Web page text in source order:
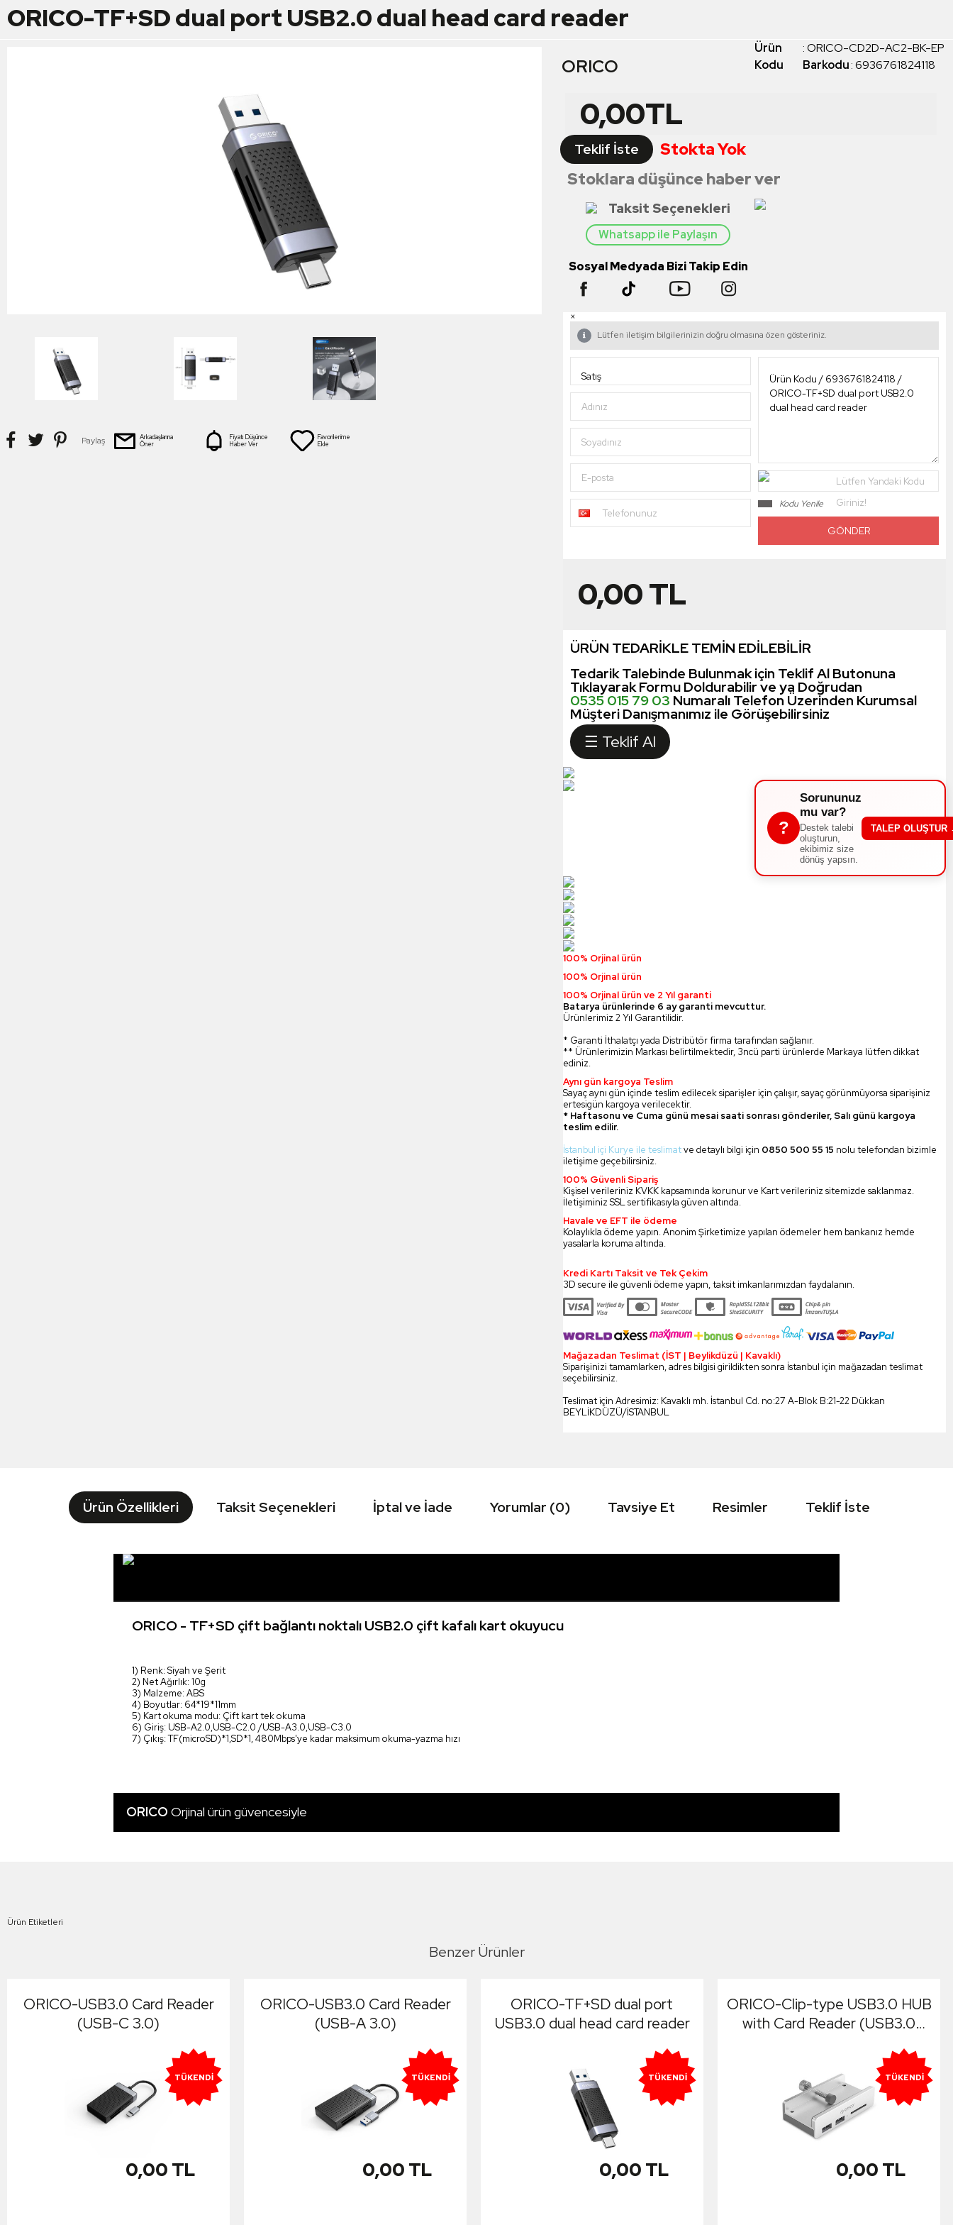
ORICO-TF+SD dual port USB2.0 dual head card reader
Paylaş
Arkadaşlarına
Öner
Fiyatı Düşünce
Haber Ver
Favorilerime
Ekle
ORICO
Ürün
Kodu
:ORICO-CD2D-AC2-BK-EP
Barkodu:6936761824118
0,00TL
Teklif İste
Stokta Yok
Stoklara düşünce haber ver
Taksit Seçenekleri
Whatsapp ile Paylaşın
Sosyal Medyada Bizi Takip Edin
×
Lütfen iletişim bilgilerinizin doğru olmasına özen gösteriniz.
Adınız
Soyadınız
E-posta
Telefonunuz
Lütfen Yandaki Kodu
Giriniz!
Kodu Yenile
0,00TL
ÜRÜN TEDARİKLE TEMİN EDİLEBİLİR
Tedarik Talebinde Bulunmak için Teklif Al Butonuna
Tıklayarak Formu Doldurabilir ve ya Doğrudan
0535 015 79 03 Numaralı Telefon Üzerinden Kurumsal
Müşteri Danışmanımız ile Görüşebilirsiniz
☰ Teklif Al
?
Sorununuz
mu var?
Destek talebi
oluşturun,
ekibimiz size
dönüş yapsın.
TALEP OLUŞTUR
100% Orjinal ürün
100% Orjinal ürün
100% Orjinal ürün ve 2 Yıl garanti
Batarya ürünlerinde 6 ay garanti mevcuttur.
Ürünlerimiz 2 Yıl Garantilidir.
* Garanti İthalatçı yada Distribütör firma tarafından sağlanır.
** Ürünlerimizin Markası belirtilmektedir, 3ncü parti ürünlerde Markaya lütfen dikkat
ediniz.
Aynı gün kargoya Teslim
Sayaç aynı gün içinde teslim edilecek siparişler için çalışır, sayaç görünmüyorsa siparişiniz
ertesigün kargoya verilecektir.
* Haftasonu ve Cuma günü mesai saati sonrası gönderiler, Salı günü kargoya
teslim edilir.
İstanbul içi Kurye ile teslimatve detaylı bilgi için 0850 500 55 15 nolu telefondan bizimle
iletişime geçebilirsiniz.
100% Güvenli Sipariş
Kişisel verileriniz KVKK kapsamında korunur ve Kart verileriniz sitemizde saklanmaz.
İletişiminiz SSL sertifikasıyla güven altında.
Havale ve EFT ile ödeme
Kolaylıkla ödeme yapın. Anonim Şirketimize yapılan ödemeler hem bankanız hemde
yasalarla koruma altında.
Kredi Kartı Taksit ve Tek Çekim
3D secure ile güvenli ödeme yapın, taksit imkanlarımızdan faydalanın.
Mağazadan Teslimat (İST | Beylikdüzü | Kavaklı)
Siparişinizi tamamlarken, adres bilgisi girildikten sonra İstanbul için mağazadan teslimat
seçebilirsiniz.
Teslimat için Adresimiz: Kavaklı mh. İstanbul Cd. no:27 A-Blok B:21-22 Dükkan
BEYLİKDÜZÜ/İSTANBUL
Ürün Özellikleri Taksit Seçenekleri İptal ve İade Yorumlar (0) Tavsiye Et Resimler Teklif İste
ORICO - TF+SD çift bağlantı noktalı USB2.0 çift kafalı kart okuyucu
1) Renk: Siyah ve Şerit
2) Net Ağırlık: 10g
3) Malzeme: ABS
4) Boyutlar: 64*19*11mm
5) Kart okuma modu: Çift kart tek okuma
6) Giriş: USB-A2.0,USB-C2.0 /USB-A3.0,USB-C3.0
7) Çıkış: TF(microSD)*1,SD*1, 480Mbps'ye kadar maksimum okuma-yazma hızı
ORICO Orjinal ürün güvencesiyle
Ürün Etiketleri
Benzer Ürünler
ORICO-USB3.0 Card Reader
(USB-C 3.0)
TÜKENDI
0,00 TL
ORICO-USB3.0 Card Reader
(USB-A 3.0)
TÜKENDI
0,00 TL
ORICO-TF+SD dual port
USB3.0 dual head card reader
TÜKENDI
0,00 TL
ORICO-Clip-type USB3.0 HUB
with Card Reader (USB3.0
TÜKENDI
0,00 TL